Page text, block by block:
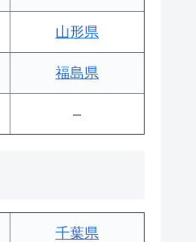
山形県
福島県
–
千葉県